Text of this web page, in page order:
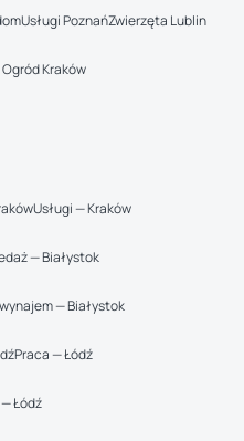
Usługi PoznańZwierzęta Lublin
Ogród Kraków
Usługi — Kraków
— Białystok
— Białystok
Praca — Łódź
— Łódź